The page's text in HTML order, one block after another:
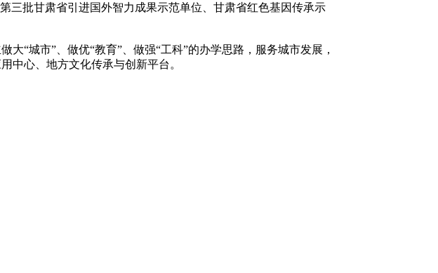
三批甘肃省引进国外智力成果示范单位、甘肃省红色基因传承示
“城市”、做优“教育”、做强“工科”的办学思路，服务城市发展，
中心、地方文化传承与创新平台。